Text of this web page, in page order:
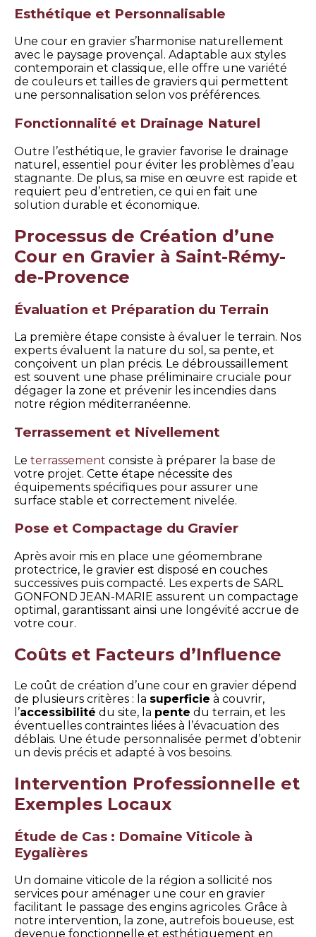
Esthétique et Personnalisable
Une cour en gravier s’harmonise naturellement
avec le paysage provençal. Adaptable aux styles
contemporain et classique, elle offre une variété
de couleurs et tailles de graviers qui permettent
une personnalisation selon vos préférences.
Fonctionnalité et Drainage Naturel
Outre l’esthétique, le gravier favorise le drainage
naturel, essentiel pour éviter les problèmes d’eau
stagnante. De plus, sa mise en œuvre est rapide et
requiert peu d’entretien, ce qui en fait une
solution durable et économique.
Processus de Création d’une
Cour en Gravier à Saint-Rémy-
de-Provence
Évaluation et Préparation du Terrain
La première étape consiste à évaluer le terrain. Nos
experts évaluent la nature du sol, sa pente, et
conçoivent un plan précis. Le débroussaillement
est souvent une phase préliminaire cruciale pour
dégager la zone et prévenir les incendies dans
notre région méditerranéenne.
Terrassement et Nivellement
Le terrassement consiste à préparer la base de
votre projet. Cette étape nécessite des
équipements spécifiques pour assurer une
surface stable et correctement nivelée.
Pose et Compactage du Gravier
Après avoir mis en place une géomembrane
protectrice, le gravier est disposé en couches
successives puis compacté. Les experts de SARL
GONFOND JEAN-MARIE assurent un compactage
optimal, garantissant ainsi une longévité accrue de
votre cour.
Coûts et Facteurs d’Influence
Le coût de création d’une cour en gravier dépend
de plusieurs critères : la superficie à couvrir,
l’accessibilité du site, la pente du terrain, et les
éventuelles contraintes liées à l’évacuation des
déblais. Une étude personnalisée permet d’obtenir
un devis précis et adapté à vos besoins.
Intervention Professionnelle et
Exemples Locaux
Étude de Cas : Domaine Viticole à
Eygalières
Un domaine viticole de la région a sollicité nos
services pour aménager une cour en gravier
facilitant le passage des engins agricoles. Grâce à
notre intervention, la zone, autrefois boueuse, est
devenue fonctionnelle et esthétiquement en